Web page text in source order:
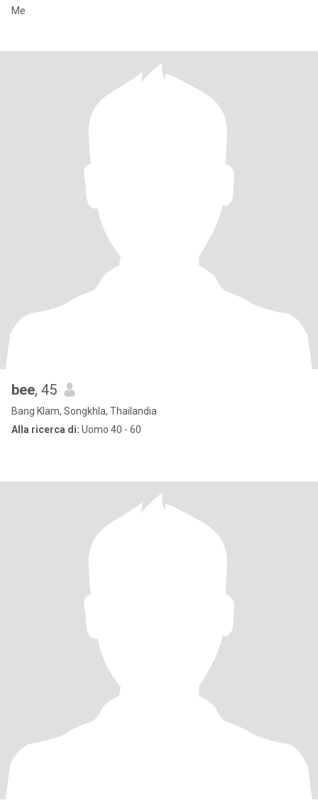
Me
bee, 45
Bang Klam, Songkhla, Thailandia
Alla ricerca di: Uomo 40 - 60